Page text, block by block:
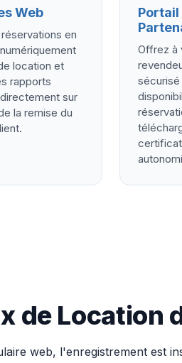
Web
en
location et
rapports
sur
la remise du
Portail
Offrez à
de Location
web, l'enregistrement est